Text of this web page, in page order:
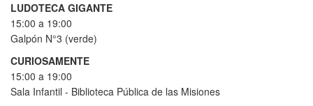
LUDOTECA GIGANTE
15:00 a 19:00
Galpón N°3 (verde)
CURIOSAMENTE
15:00 a 19:00
Sala Infantil - Biblioteca Pública de las Misiones